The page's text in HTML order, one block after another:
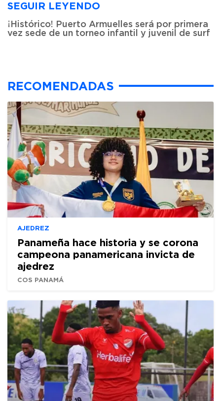
SEGUIR LEYENDO
¡Histórico! Puerto Armuelles será por primera
vez sede de un torneo infantil y juvenil de surf
RECOMENDADAS
AJEDREZ
Panameña hace historia y se corona
campeona panamericana invicta de
ajedrez
COS PANAMÁ